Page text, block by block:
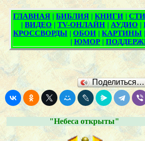
Поделиться…
"Небеса открыты"